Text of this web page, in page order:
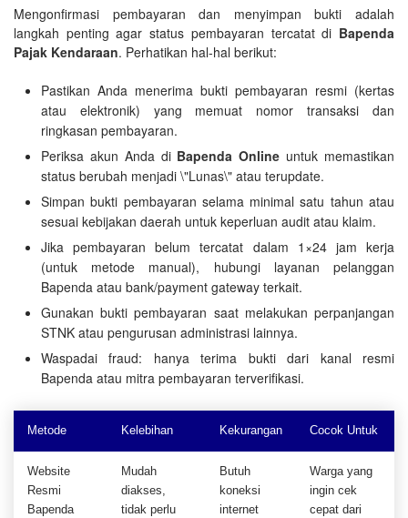
Mengonfirmasi pembayaran dan menyimpan bukti adalah
langkah penting agar status pembayaran tercatat di Bapenda
Pajak Kendaraan. Perhatikan hal-hal berikut:
Pastikan Anda menerima bukti pembayaran resmi (kertas
atau elektronik) yang memuat nomor transaksi dan
ringkasan pembayaran.
Periksa akun Anda di Bapenda Online untuk memastikan
status berubah menjadi \"Lunas\" atau terupdate.
Simpan bukti pembayaran selama minimal satu tahun atau
sesuai kebijakan daerah untuk keperluan audit atau klaim.
Jika pembayaran belum tercatat dalam 1×24 jam kerja
(untuk metode manual), hubungi layanan pelanggan
Bapenda atau bank/payment gateway terkait.
Gunakan bukti pembayaran saat melakukan perpanjangan
STNK atau pengurusan administrasi lainnya.
Waspadai fraud: hanya terima bukti dari kanal resmi
Bapenda atau mitra pembayaran terverifikasi.
Metode Kelebihan Kekurangan Cocok Untuk
Website
Resmi
Bapenda
Mudah
diakses,
tidak perlu
Butuh
koneksi
internet
Warga yang
ingin cek
cepat dari